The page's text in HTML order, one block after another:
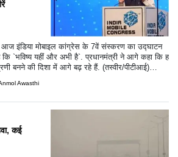
आज इंडिया मोबाइल कांग्रेस के 7वें संस्करण का उद्घाटन
कि `भविष्य यहीं और अभी है`. प्रधानमंत्री ने आगे कहा कि ह
बनने की दिशा में आगे बढ़ रहे हैं. (तस्वीर/पीटीआई)
Awasthi
कई